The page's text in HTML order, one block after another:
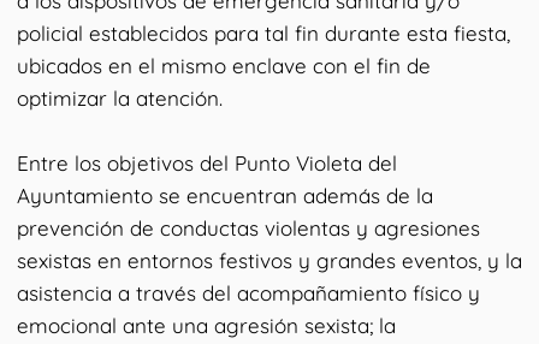
policial establecidos para tal fin durante esta fiesta,
ubicados en el mismo enclave con el fin de
optimizar la atención.
Entre los objetivos del Punto Violeta del
Ayuntamiento se encuentran además de la
prevención de conductas violentas y agresiones
sexistas en entornos festivos y grandes eventos, y la
asistencia a través del acompañamiento físico y
emocional ante una agresión sexista; la